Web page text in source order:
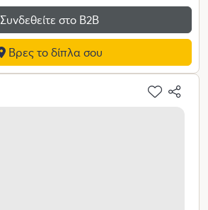
Συνδεθείτε στο Β2Β
Βρες το δίπλα σου